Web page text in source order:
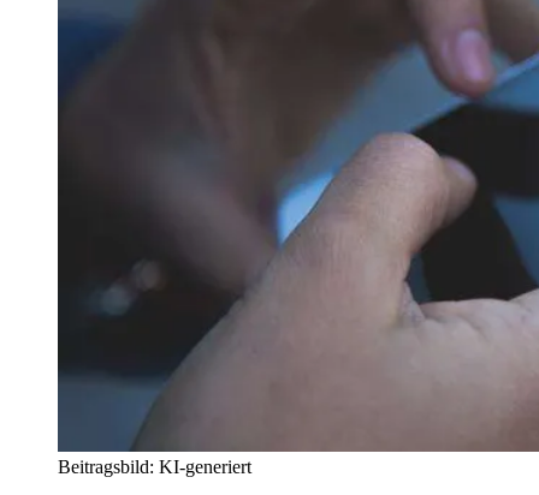
Beitragsbild: KI-generiert